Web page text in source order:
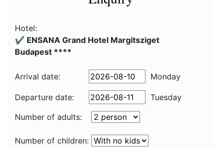
Hotel:
✔️ ENSANA Grand Hotel Margitsziget
Budapest ****
Arrival date: Monday
Departure date:
Tuesday
Number of adults:
Number of children: